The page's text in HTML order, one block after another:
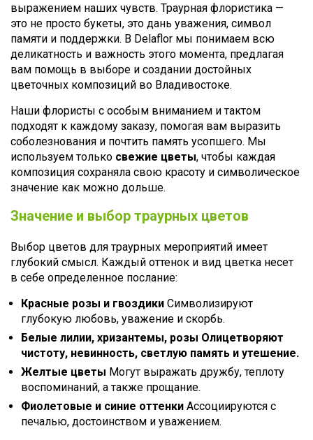
выражением наших чувств. Траурная флористика —
это не просто букеты, это дань уважения, символ
памяти и поддержки. В Delaflor мы понимаем всю
деликатность и важность этого момента, предлагая
вам помощь в выборе и создании достойных
цветочных композиций во Владивостоке.
Наши флористы с особым вниманием и тактом
подходят к каждому заказу, помогая вам выразить
соболезнования и почтить память усопшего. Мы
используем только свежие цветы, чтобы каждая
композиция сохраняла свою красоту и символическое
значение как можно дольше.
Значение и выбор траурных цветов
Выбор цветов для траурных мероприятий имеет
глубокий смысл. Каждый оттенок и вид цветка несет
в себе определенное послание:
Красные розы и гвоздики Символизируют
глубокую любовь, уважение и скорбь.
Белые лилии, хризантемы, розы Олицетворяют
чистоту, невинность, светлую память и утешение.
Желтые цветы Могут выражать дружбу, теплоту
воспоминаний, а также прощание.
Фиолетовые и синие оттенки Ассоциируются с
печалью, достоинством и уважением.